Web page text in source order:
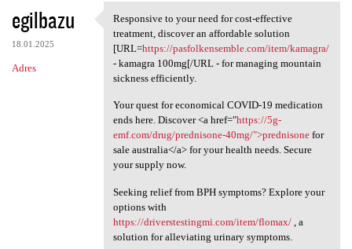
egilbazu
18.01.2025
Adres
Responsive to your need for
Responsive to your need for cost-effective
treatment, discover an affordable solution
[URL=https://pasfolkensemble.com/item/kamagra/
- kamagra 100mg[/URL - for managing mountain
sickness efficiently.
Your quest for economical COVID-19 medication
ends here. Discover <a href="https://5g-
emf.com/drug/prednisone-40mg/">prednisonefor
sale australia</a> for your health needs. Secure
your supply now.
Seeking relief from BPH symptoms? Explore your
options with
https://driverstestingmi.com/item/flomax/, a
solution for alleviating urinary symptoms.